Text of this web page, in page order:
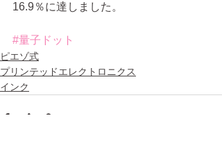
16.9％に達しました。
#量子ドット
ピエゾ式
プリンテッドエレクトロニクス
インク